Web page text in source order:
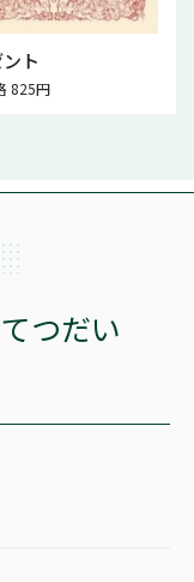
ト
825円
つだい